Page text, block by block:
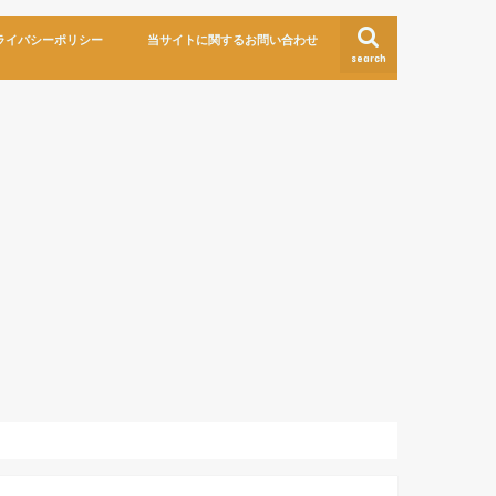
search
イバシーポリシー 当サイトに関するお問い合わせ